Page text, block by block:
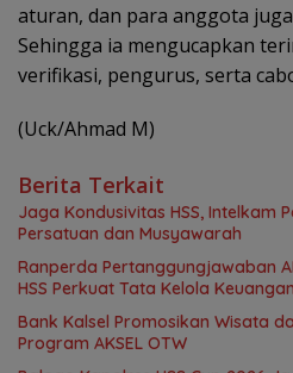
aturan, dan para anggota
Sehingga ia mengucapkan
verifikasi, pengurus, serta
(Uck/Ahmad M)
Berita Terkait
Jaga Kondusivitas HSS, Intelkam
Persatuan dan Musyawarah
Ranperda Pertanggungjawaban
HSS Perkuat Tata Kelola Keuangan
Bank Kalsel Promosikan Wisata
Program AKSEL OTW